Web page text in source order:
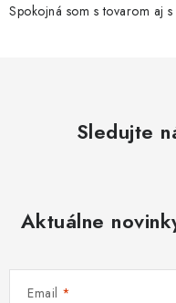
Spokojná som s tovarom aj
Sledujte
Aktuálne
Email